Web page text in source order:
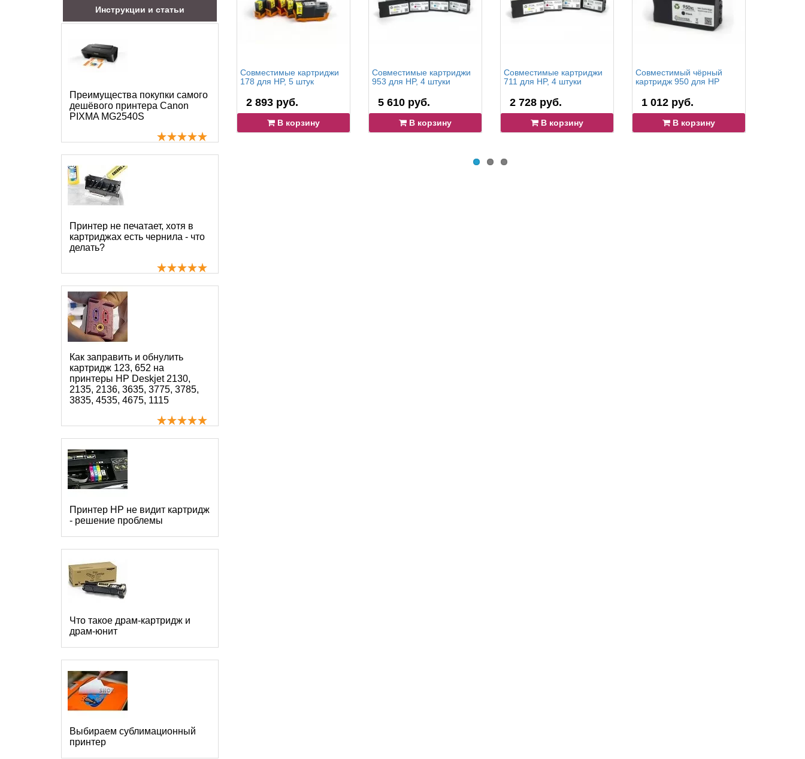
Инструкции и статьи
Преимущества покупки самого
дешёвого принтера Canon
PIXMA MG2540S
Принтер не печатает, хотя в
картриджах есть чернила - что
делать?
Как заправить и обнулить
картридж 123, 652 на
принтеры HP Deskjet 2130,
2135, 2136, 3635, 3775, 3785,
3835, 4535, 4675, 1115
Принтер HP не видит картридж
- решение проблемы
Что такое драм-картридж и
драм-юнит
Выбираем сублимационный
принтер
Совместимые картриджи
178 для HP, 5 штук
2 893 руб.
В корзину
Совместимые картриджи
953 для HP, 4 штуки
5 610 руб.
В корзину
Совместимые картриджи
711 для HP, 4 штуки
2 728 руб.
В корзину
Совместимый чёрный
картридж 950 для HP
1 012 руб.
В корзину